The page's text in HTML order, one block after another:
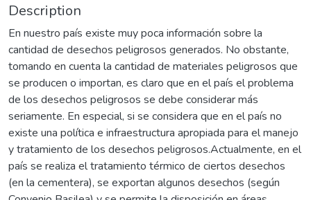
Description
En nuestro país existe muy poca información sobre la
cantidad de desechos peligrosos generados. No obstante,
tomando en cuenta la cantidad de materiales peligrosos que
se producen o importan, es claro que en el país el problema
de los desechos peligrosos se debe considerar más
seriamente. En especial, si se considera que en el país no
existe una política e infraestructura apropiada para el manejo
y tratamiento de los desechos peligrosos.Actualmente, en el
país se realiza el tratamiento térmico de ciertos desechos
(en la cementera), se exportan algunos desechos (según